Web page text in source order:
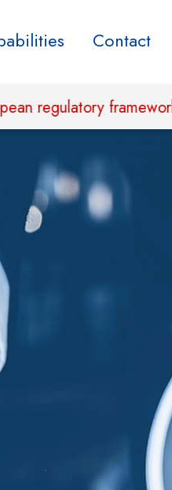
Contact
framework